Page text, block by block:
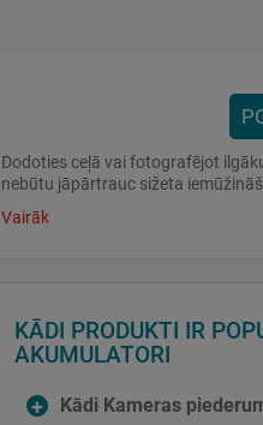
Dodoties ceļā vai fotografējot
nebūtu jāpārtrauc sižeta
Vairāk
KĀDI PRODUKTI IR
AKUMULATORI
Kādi Kameras